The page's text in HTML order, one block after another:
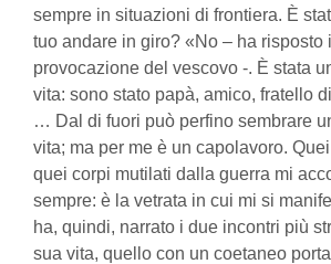
sempre in situazioni di frontiera. È
tuo andare in giro? «No – ha risposto
provocazione del vescovo -. È stata
vita: sono stato papà, amico, fratello
… Dal di fuori può perfino sembrare
vita; ma per me è un capolavoro.
quei corpi mutilati dalla guerra mi
sempre: è la vetrata in cui mi si
ha, quindi, narrato i due incontri più
sua vita, quello con un coetaneo